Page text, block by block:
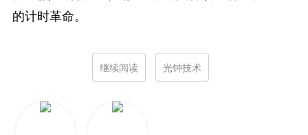
的计时革命。
继续阅读 光钟技术